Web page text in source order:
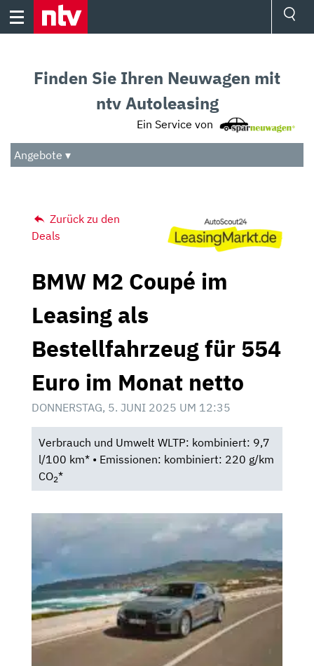
Skip
Audio
Das Beste
Finden Sie Ihren Neuwagen mit
ntv Autoleasing
Ein Service von
Angebote ▾
Zurück zu den
Deals
BMW M2 Coupé im
Leasing als
Bestellfahrzeug für 554
Euro im Monat netto
DONNERSTAG, 5. JUNI 2025 UM 12:35
Verbrauch und Umwelt WLTP: kombiniert: 9,7
l/100 km* • Emissionen: kombiniert: 220 g/km
CO2*